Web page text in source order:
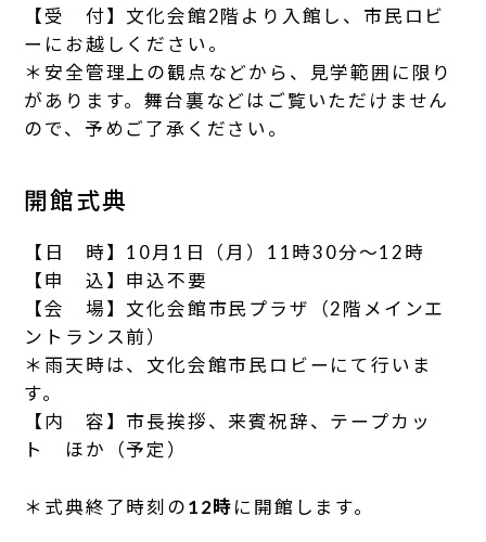
【受 付】文化会館2階より入館し、市民ロビ
ーにお越しください。
＊安全管理上の観点などから、見学範囲に限り
があります。舞台裏などはご覧いただけません
ので、予めご了承ください。
開館式典
【日 時】10月1日（月）11時30分～12時
【申 込】申込不要
【会 場】文化会館市民プラザ（2階メインエ
ントランス前）
＊雨天時は、文化会館市民ロビーにて行いま
す。
【内 容】市長挨拶、来賓祝辞、テープカッ
ト ほか（予定）
＊式典終了時刻の12時に開館します。